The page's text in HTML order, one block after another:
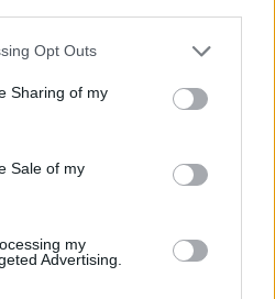
en cuenta que algún
usted tiene el derecho de
Sus preferencias se aplicarán
de nuevo en este sitio web o
privacidad.
Opt Outs
Sharing of my
Sale of my
my
Advertising.